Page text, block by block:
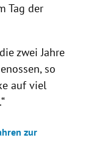
Tag der
zwei Jahre
so
auf viel
zur